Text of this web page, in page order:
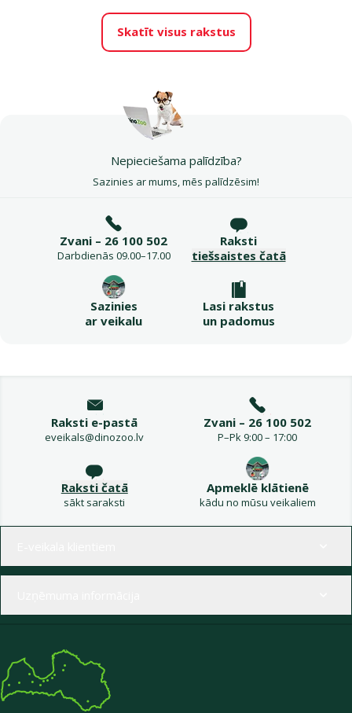
Skatīt visus rakstus
Nepieciešama palīdzība?
Sazinies ar mums, mēs palīdzēsim!
Zvani – 26 100 502
Darbdienās 09.00–17.00
Raksti
tiešsaistes čatā
Sazinies
ar veikalu
Lasi rakstus
un padomus
Raksti e-pastā
eveikals@dinozoo.lv
Zvani – 26 100 502
P–Pk 9:00 – 17:00
Raksti čatā
sākt saraksti
Apmeklē klātienē
kādu no mūsu veikaliem